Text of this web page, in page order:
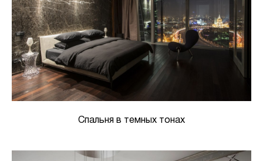
Спальня в темных тонах